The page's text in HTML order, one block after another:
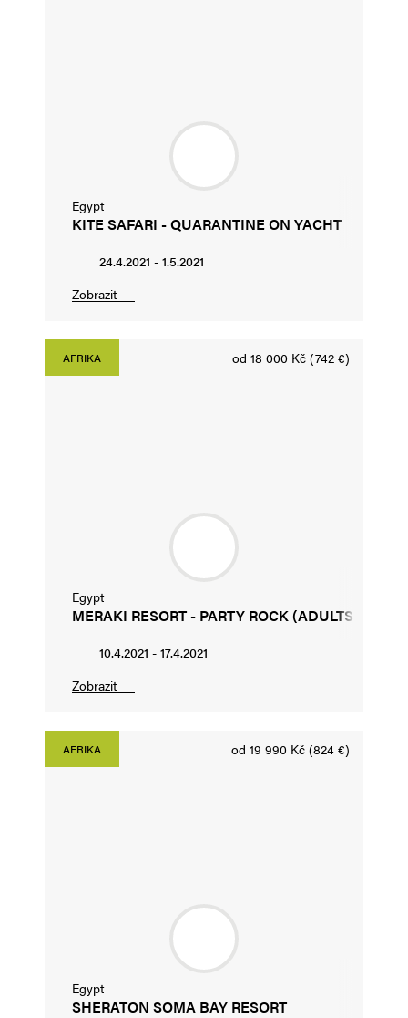
Egypt
KITE SAFARI - QUARANTINE ON YACHT
24.4.2021 - 1.5.2021
Zobrazit
AFRIKA od 18 000 Kč (742 €)
Egypt
MERAKI RESORT - PARTY ROCK (ADULTS ONLY)
10.4.2021 - 17.4.2021
Zobrazit
AFRIKA od 19 990 Kč (824 €)
Egypt
SHERATON SOMA BAY RESORT